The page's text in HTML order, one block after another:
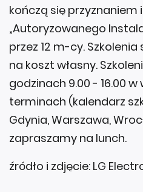
kończą się
„Autoryzowanego
przez 12 m-cy. Szkolenia
na koszt własny.
godzinach 9.00 - 16.00
terminach (kalendarz
Gdynia, Warszawa,
zapraszamy na lunch.
źródło i zdjęcie: LG